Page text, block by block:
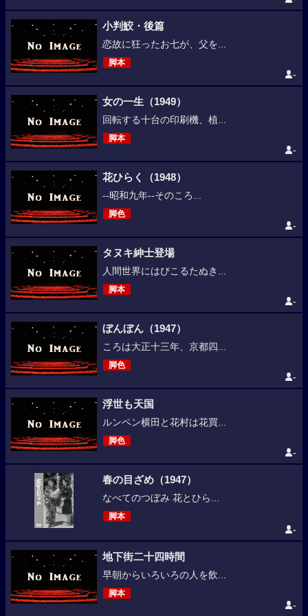
小判鮫・後篇
恋故に狂ったお七が、父を...
脚本
-
女の一生（1949）
回転する十台の印刷機、植...
脚本
-
花ひらく（1948）
--昭和九年--そのころ...
脚色
-
タヌキ紳士登場
人間世界にはびこるたぬき...
脚本
-
ぼんぼん（1947）
ころは大正十三年、京都四...
脚色
-
浮世も天国
ルンペン横田と花村は花買...
脚色
-
春の目ざめ（1947）
なべてのつぼみ 花とひら...
脚本
-
地下街二十四時間
早朝からいろいろの人を飲...
脚本
-